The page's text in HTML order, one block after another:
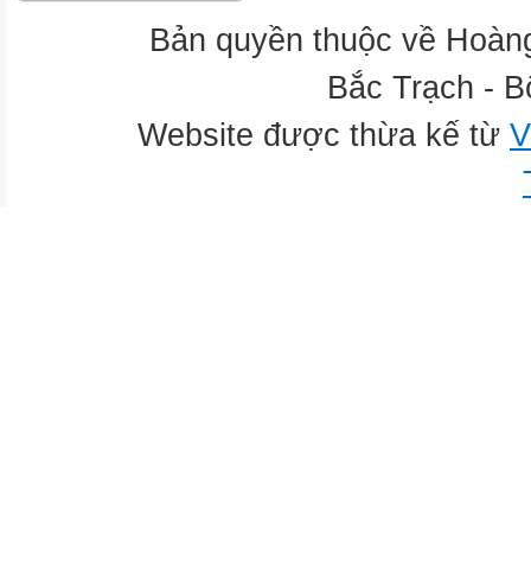
Bản quyền thuộc về
Bắc Trạch -
Website được thừa kế từ